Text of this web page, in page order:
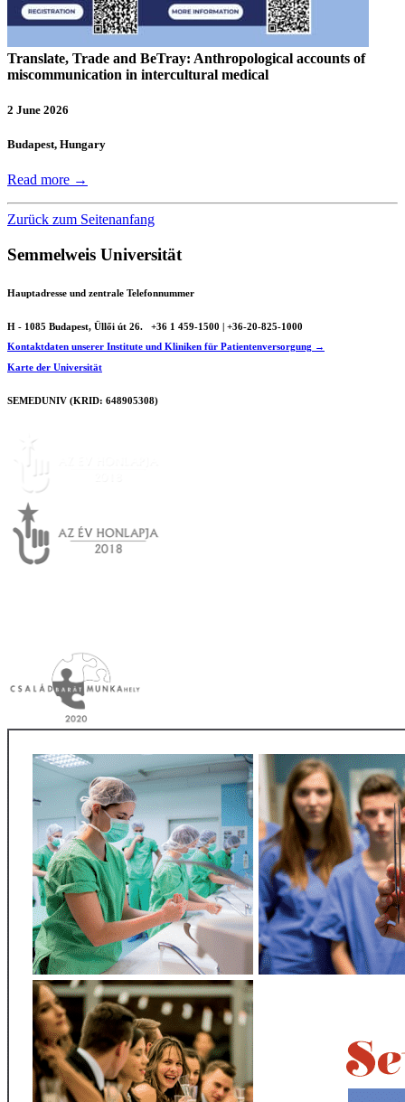
Translate, Trade and BeTray: Anthropological accounts of
miscommunication in intercultural medical
2 June 2026
Budapest, Hungary
Read more →
Zurück zum Seitenanfang
Semmelweis Universität
Hauptadresse und zentrale Telefonnummer
H - 1085 Budapest, Üllői út 26.
+36 1 459-1500 | +36-20-825-1000
Kontaktdaten unserer Institute und Kliniken für Patientenversorgung →
Karte der Universität
SEMEDUNIV (KRID: 648905308)